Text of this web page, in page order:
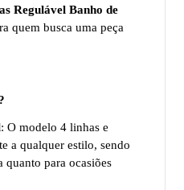
Regulável Banho de
quem busca uma peça
: O modelo 4 linhas e
a qualquer estilo, sendo
quanto para ocasiões